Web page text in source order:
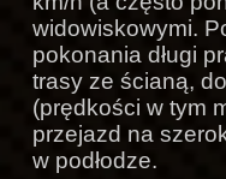
widowiskowymi.
pokonania długi
trasy ze ścianą,
(prędkości w tym
przejazd na
w podłodze.